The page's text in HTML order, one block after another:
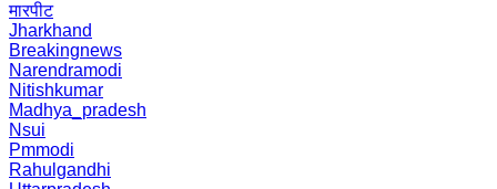
मारपीट
Jharkhand
Breakingnews
Narendramodi
Nitishkumar
Madhya_pradesh
Nsui
Pmmodi
Rahulgandhi